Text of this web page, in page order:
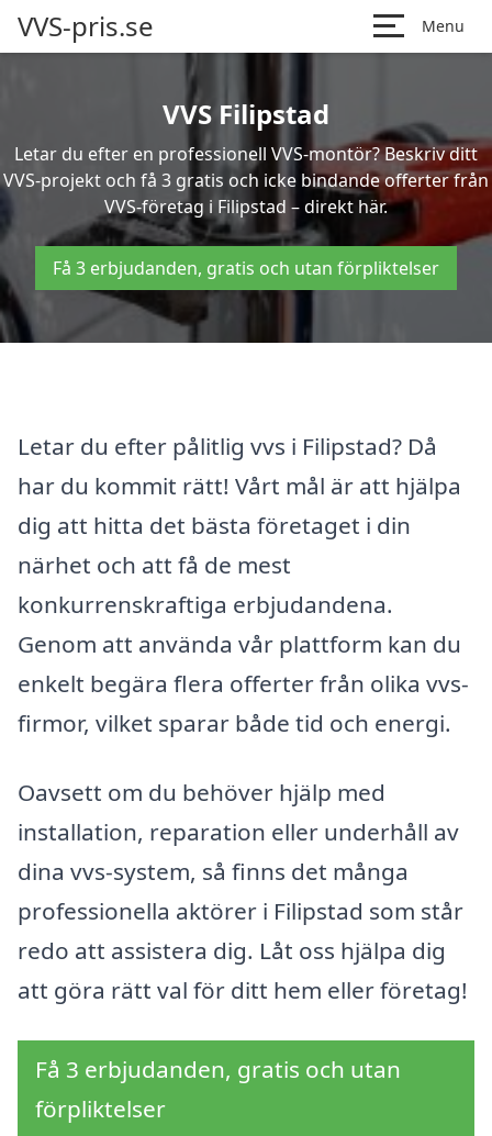
VVS-pris.se Menu
VVS Filipstad
Letar du efter en professionell VVS-montör? Beskriv ditt
VVS-projekt och få 3 gratis och icke bindande offerter från
VVS-företag i Filipstad – direkt här.
Få 3 erbjudanden, gratis och utan förpliktelser
Letar du efter pålitlig vvs i Filipstad? Då
har du kommit rätt! Vårt mål är att hjälpa
dig att hitta det bästa företaget i din
närhet och att få de mest
konkurrenskraftiga erbjudandena.
Genom att använda vår plattform kan du
enkelt begära flera offerter från olika vvs-
firmor, vilket sparar både tid och energi.
Oavsett om du behöver hjälp med
installation, reparation eller underhåll av
dina vvs-system, så finns det många
professionella aktörer i Filipstad som står
redo att assistera dig. Låt oss hjälpa dig
att göra rätt val för ditt hem eller företag!
Få 3 erbjudanden, gratis och utan
förpliktelser